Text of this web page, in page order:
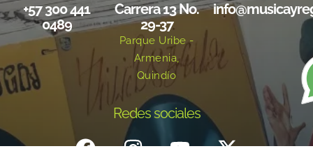
+57 300 441
0489
Carrera 13 No.
29-37
Parque Uribe -
Armenia,
Quindío
Redes sociales